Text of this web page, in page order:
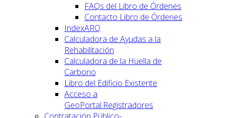
FAQs del Libro de Órdenes
Contacto Libro de Órdenes
IndexARQ
Calculadora de Ayudas a la
Rehabilitación
Calculadora de la Huella de
Carbono
Libro del Edificio Existente
Acceso a
GeoPortal.Registradores